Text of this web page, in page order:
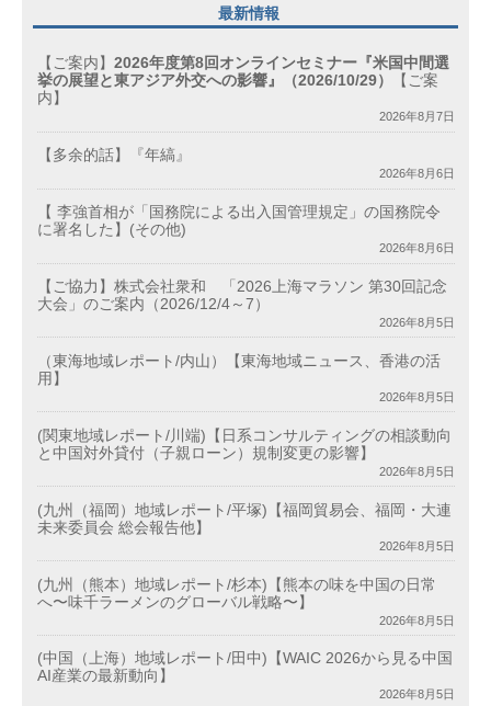
最新情報
【ご案内】 2026年度第8回オンラインセミナー『米国中間選
挙の展望と東アジア外交への影響』（2026/10/29）
【ご案
内】
2026年8月7日
【多余的話】『年縞』
2026年8月6日
【 李強首相が「国務院による出入国管理規定」の国務院令
に署名した】(その他)
2026年8月6日
【ご協力】株式会社衆和 「2026上海マラソン 第30回記念
大会」のご案内（2026/12/4～7）
2026年8月5日
（東海地域レポート/内山）【東海地域ニュース、香港の活
用】
2026年8月5日
(関東地域レポート/川端)【日系コンサルティングの相談動向
と中国対外貸付（子親ローン）規制変更の影響】
2026年8月5日
(九州（福岡）地域レポート/平塚)【福岡貿易会、福岡・大連
未来委員会 総会報告他】
2026年8月5日
(九州（熊本）地域レポート/杉本)【熊本の味を中国の日常
へ〜味千ラーメンのグローバル戦略〜】
2026年8月5日
(中国（上海）地域レポート/田中)【WAIC 2026から見る中国
AI産業の最新動向】
2026年8月5日